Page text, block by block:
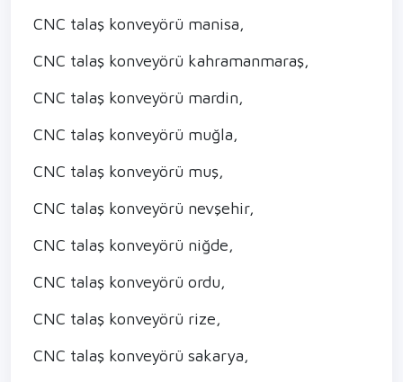
CNC talaş konveyörü manisa,
CNC talaş konveyörü kahramanmaraş,
CNC talaş konveyörü mardin,
CNC talaş konveyörü muğla,
CNC talaş konveyörü muş,
CNC talaş konveyörü nevşehir,
CNC talaş konveyörü niğde,
CNC talaş konveyörü ordu,
CNC talaş konveyörü rize,
CNC talaş konveyörü sakarya,